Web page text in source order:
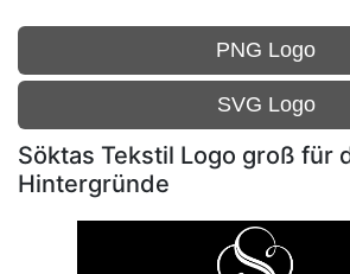
PNG Logo
SVG Logo
Söktas Tekstil Logo groß für
Hintergründe